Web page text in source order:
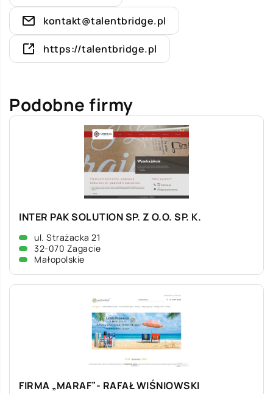
kontakt@talentbridge.pl
https://talentbridge.pl
Podobne firmy
INTER PAK SOLUTION SP. Z O.O. SP. K.
ul. Strażacka 21
32-070 Zagacie
Małopolskie
FIRMA „MARAF”- RAFAŁ WIŚNIOWSKI